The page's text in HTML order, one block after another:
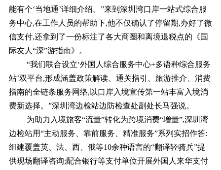
能有个‘当地通’详细介绍。”来到深圳湾口岸一站式综合服
务中心,在工作人员的帮助下,他不仅确认了停留期,办好了微
信支付,还拿到了一份标注了各大商圈和离境退税点的《国
际友人“深”游指南》。
“我们联合设立‘外国人综合服务中心+多语种综合服务
站’双平台,形成涵盖政策解读、通关指引、旅游推介、消费
指南的全链条服务网络,以口岸入境宣传第一站丰富入境消
费新选择。”深圳湾边检站边防检查处副处长马强说。
为助力入境旅客“流量”转化为跨境消费“增量”,深圳湾
边检站用“主动服务、靠前服务、精准服务”系列实招作答:
组建覆盖英、法、西、俄等10余种语言的“翻译轻骑兵”提
供现场翻译咨询;配合银行等支付单位开展外国人来华支付